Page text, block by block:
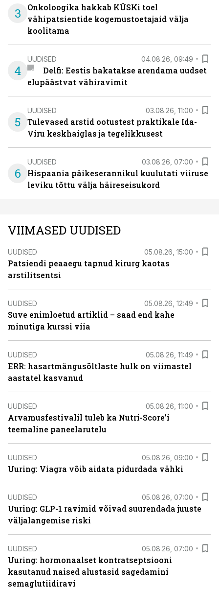
3
Onkoloogika hakkab KÜSKi toel
vähipatsientide kogemustoetajaid välja
koolitama
4
UUDISED 04.08.26, 09:49
Delfi: Eestis hakatakse arendama uudset
elupäästvat vähiravimit
5
UUDISED 03.08.26, 11:00
Tulevased arstid ootustest praktikale Ida-
Viru keskhaiglas ja tegelikkusest
6
UUDISED 03.08.26, 07:00
Hispaania päikeserannikul kuulutati viiruse
leviku tõttu välja häireseisukord
VIIMASED UUDISED
UUDISED 05.08.26, 15:00
Patsiendi peaaegu tapnud kirurg kaotas
arstilitsentsi
UUDISED 05.08.26, 12:49
Suve enimloetud artiklid – saad end kahe
minutiga kurssi viia
UUDISED 05.08.26, 11:49
ERR: hasartmängusõltlaste hulk on viimastel
aastatel kasvanud
UUDISED 05.08.26, 11:00
Arvamusfestivalil tuleb ka Nutri-Score’i
teemaline paneelarutelu
UUDISED 05.08.26, 09:00
Uuring: Viagra võib aidata pidurdada vähki
UUDISED 05.08.26, 07:00
Uuring: GLP-1 ravimid võivad suurendada juuste
väljalangemise riski
UUDISED 05.08.26, 07:00
Uuring: hormonaalset kontratseptsiooni
kasutanud naised alustasid sagedamini
semaglutiidiravi